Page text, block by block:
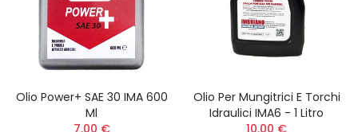
Olio Power+ SAE 30 IMA 600
Ml
7,00 €
Olio Per Mungitrici E Torchi
Idraulici IMA6 - 1 Litro
10,00 €